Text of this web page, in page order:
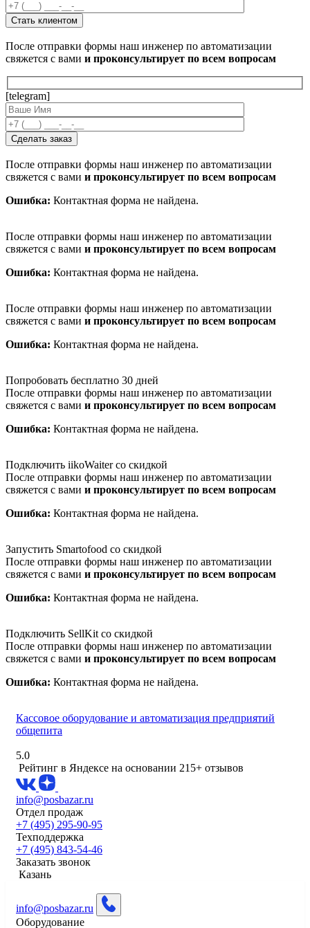
После отправки формы наш инженер по автоматизации
свяжется с вами и проконсультирует по всем вопросам
[telegram]
После отправки формы наш инженер по автоматизации
свяжется с вами и проконсультирует по всем вопросам
Ошибка: Контактная форма не найдена.
После отправки формы наш инженер по автоматизации
свяжется с вами и проконсультирует по всем вопросам
Ошибка: Контактная форма не найдена.
После отправки формы наш инженер по автоматизации
свяжется с вами и проконсультирует по всем вопросам
Ошибка: Контактная форма не найдена.
Попробовать бесплатно 30 дней
После отправки формы наш инженер по автоматизации
свяжется с вами и проконсультирует по всем вопросам
Ошибка: Контактная форма не найдена.
Подключить iikoWaiter со скидкой
После отправки формы наш инженер по автоматизации
свяжется с вами и проконсультирует по всем вопросам
Ошибка: Контактная форма не найдена.
Запустить Smartofood со скидкой
После отправки формы наш инженер по автоматизации
свяжется с вами и проконсультирует по всем вопросам
Ошибка: Контактная форма не найдена.
Подключить SellKit со скидкой
После отправки формы наш инженер по автоматизации
свяжется с вами и проконсультирует по всем вопросам
Ошибка: Контактная форма не найдена.
Кассовое оборудование и автоматизация предприятий
общепита
5.0
Рейтинг в Яндексе на основании 215+ отзывов
info@posbazar.ru
Отдел продаж
+7 (495) 295-90-95
Техподдержка
+7 (495) 843-54-46
Заказать звонок
Казань
info@posbazar.ru
Оборудование